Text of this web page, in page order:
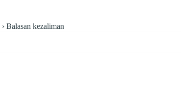
› Balasan kezaliman